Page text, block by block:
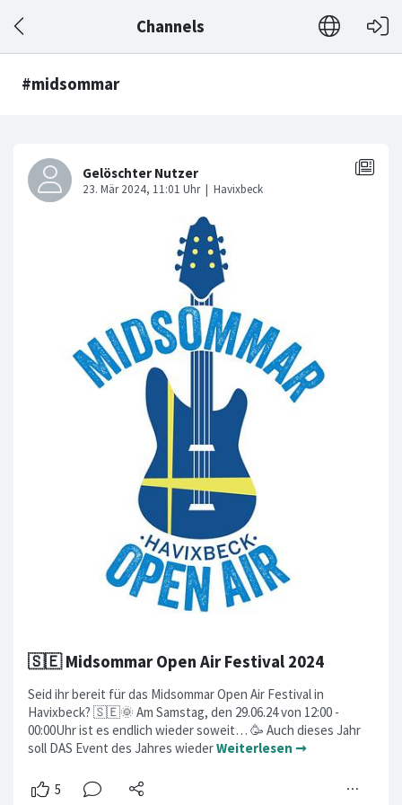
Channels
#midsommar
🇸🇪 Midsommar Open Air Festival 2024
Seid ihr bereit für das Midsommar Open Air Festival in
Havixbeck? 🇸🇪🌞 Am Samstag, den 29.06.24 von 12:00 -
00:00Uhr ist es endlich wieder soweit… 🥳 Auch dieses Jahr
soll DAS Event des Jahres wiederWeiterlesen ➞